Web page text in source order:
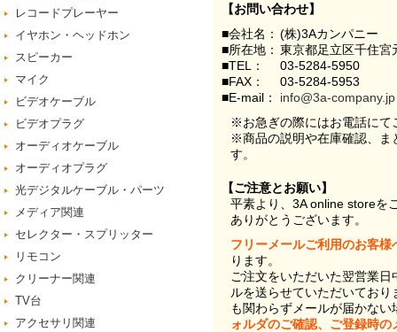
【お問い合わせ】
■会社名： (株)3Aカンパニー
■所在地： 東京都足立区千住
■TEL：
03-5284-5950
■FAX：
03-5284-5953
■E-mail：
info@3a-company.jp
※お急ぎの際にはお電話にて
※商品の説明や在庫確認、ま
す。
【ご注意とお願い】
平素より、3A online storeを
ありがとうございます。
フリーメールご利用のお客様
ります。
ご注文をいただいた翌営業
ルを送らせていただいてお
も関わらずメールが届かない
ォルダのご確認、ご登録時
レコードプレーヤー
イヤホン・ヘッドホン
スピーカー
マイク
ビデオケーブル
ビデオプラグ
オーディオケーブル
オーディオプラグ
光デジタルケーブル・パーツ
メディア関連
セレクター・スプリッター
リモコン
クリーナー関連
TV台
アクセサリ関連